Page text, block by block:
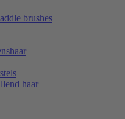
brushes
haar